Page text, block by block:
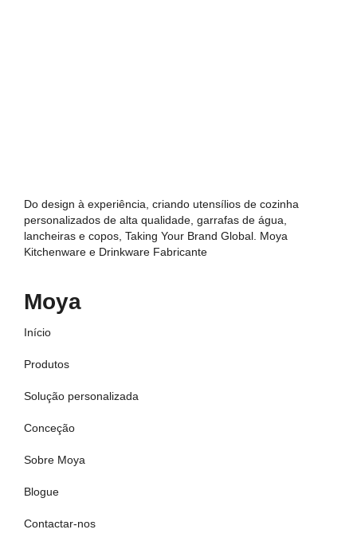
Do design à experiência, criando utensílios de cozinha
personalizados de alta qualidade, garrafas de água,
lancheiras e copos, Taking Your Brand Global. Moya
Kitchenware e Drinkware Fabricante
Moya
Início
Produtos
Solução personalizada
Conceção
Sobre Moya
Blogue
Contactar-nos